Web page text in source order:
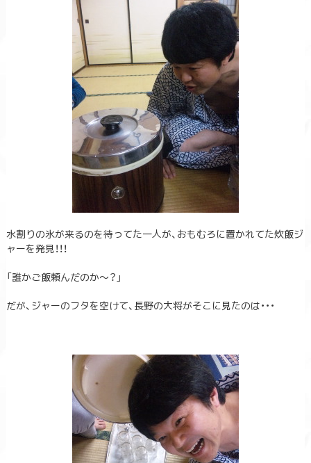
水割りの氷が来るのを待ってた一人が、おもむろに置かれてた炊飯ジ
ャーを発見！！！
「誰かご飯頼んだのか～？」
だが、ジャーのフタを空けて、長野の大将がそこに見たのは・・・